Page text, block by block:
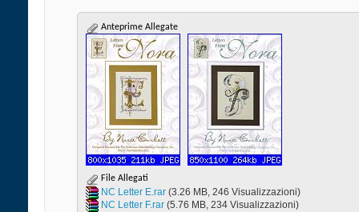
Anteprime Allegate
File Allegati
NC Letter E.rar‎ (3.26 MB, 246 Visualizzazioni)
NC Letter F.rar‎ (5.76 MB, 234 Visualizzazioni)